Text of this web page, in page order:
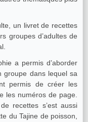
un livret de recettes
groupes d’adultes de
a permis d’aborder
groupe dans lequel sa
permis de créer les
les numéros de page.
recettes s’est aussi
du Tajine de poisson,